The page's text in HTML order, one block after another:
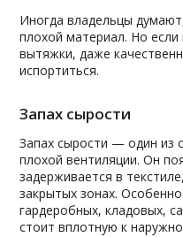
Иногда владельцы
плохой материал. Но
вытяжки, даже
испортиться.
Запах сырости
Запах сырости — один из
плохой вентиляции. Он
задерживается в
закрытых зонах.
гардеробных, кладовых,
стоит вплотную к